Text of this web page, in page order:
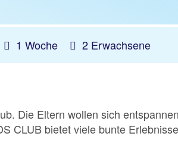
1 Woche 2 Erwachsene
Die Eltern wollen sich
CLUB bietet viele bunte